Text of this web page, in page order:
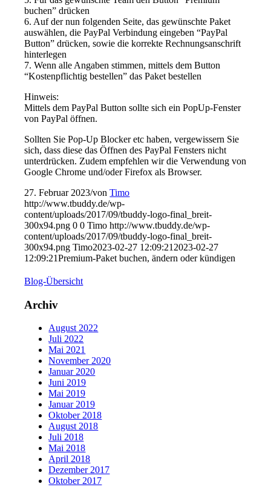
buchen” drücken
6. Auf der nun folgenden Seite, das gewünschte Paket
auswählen, die PayPal Verbindung eingeben “PayPal
Button” drücken, sowie die korrekte Rechnungsanschrift
hinterlegen
7. Wenn alle Angaben stimmen, mittels dem Button
“Kostenpflichtig bestellen” das Paket bestellen
Hinweis:
Mittels dem PayPal Button sollte sich ein PopUp-Fenster
von PayPal öffnen.
Sollten Sie Pop-Up Blocker etc haben, vergewissern Sie
sich, dass diese das Öffnen des PayPal Fensters nicht
unterdrücken. Zudem empfehlen wir die Verwendung von
Google Chrome und/oder Firefox als Browser.
27. Februar 2023/vonTimo
http://www.tbuddy.de/wp-
content/uploads/2017/09/tbuddy-logo-final_breit-
300x94.png 0 0 Timo http://www.tbuddy.de/wp-
content/uploads/2017/09/tbuddy-logo-final_breit-
300x94.png Timo2023-02-27 12:09:21 2023-02-27
12:09:21Premium-Paket buchen, ändern oder kündigen
Blog-Übersicht
Archiv
August 2022
Juli 2022
Mai 2021
November 2020
Januar 2020
Juni 2019
Mai 2019
Januar 2019
Oktober 2018
August 2018
Juli 2018
Mai 2018
April 2018
Dezember 2017
Oktober 2017